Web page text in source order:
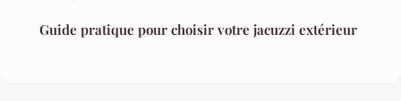
Guide pratique pour choisir votre jacuzzi extérieur